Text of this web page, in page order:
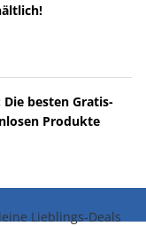
besten Gratis-
Produkte
Lieblings-Deals